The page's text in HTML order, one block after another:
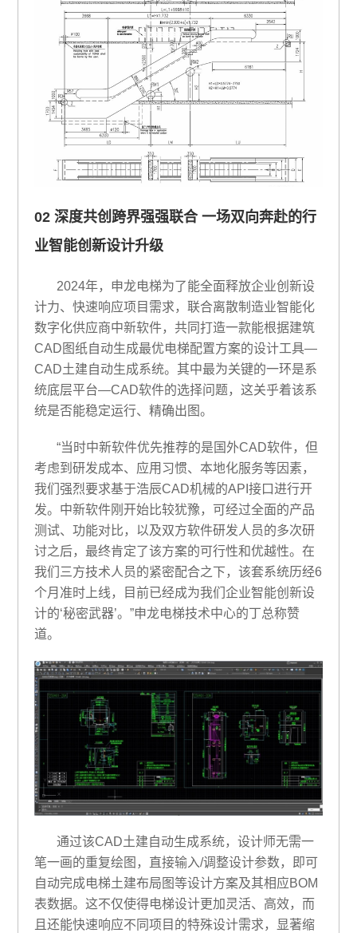
02 深度共创跨界强强联合 一场双向奔赴的行
业智能创新设计升级
2024年，申龙电梯为了能全面释放企业创新设
计力、快速响应项目需求，联合离散制造业智能化
数字化供应商中新软件，共同打造一款能根据建筑
CAD图纸自动生成最优电梯配置方案的设计工具—
CAD土建自动生成系统。其中最为关键的一环是系
统底层平台—CAD软件的选择问题，这关乎着该系
统是否能稳定运行、精确出图。
“当时中新软件优先推荐的是国外CAD软件，但
考虑到研发成本、应用习惯、本地化服务等因素，
我们强烈要求基于浩辰CAD机械的API接口进行开
发。中新软件刚开始比较犹豫，可经过全面的产品
测试、功能对比，以及双方软件研发人员的多次研
讨之后，最终肯定了该方案的可行性和优越性。在
我们三方技术人员的紧密配合之下，该套系统历经6
个月准时上线，目前已经成为我们企业智能创新设
计的‘秘密武器’。”申龙电梯技术中心的丁总称赞
道。
通过该CAD土建自动生成系统，设计师无需一
笔一画的重复绘图，直接输入/调整设计参数，即可
自动完成电梯土建布局图等设计方案及其相应BOM
表数据。这不仅使得电梯设计更加灵活、高效，而
且还能快速响应不同项目的特殊设计需求，显著缩